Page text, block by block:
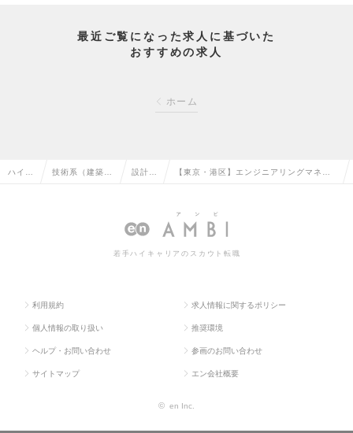
最近ご覧になった求人に基づいた
おすすめの求人
ホーム
ハイク 技術系（建築・ 設計
備）の
【東京・港区】エンジニアリングマネー
リードする大手通信グループの求人情報
若手ハイキャリアのスカウト転職
利用規約 求人情報に関するポリシー
個人情報の取り扱い 推奨環境
ヘルプ・お問い合わせ 参画のお問い合わせ
サイトマップ エン会社概要
© en Inc.